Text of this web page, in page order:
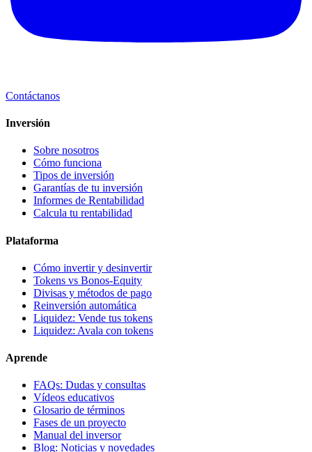
Contáctanos
Inversión
Sobre nosotros
Cómo funciona
Tipos de inversión
Garantías de tu inversión
Informes de Rentabilidad
Calcula tu rentabilidad
Plataforma
Cómo invertir y desinvertir
Tokens vs Bonos-Equity
Divisas y métodos de pago
Reinversión automática
Liquidez: Vende tus tokens
Liquidez: Avala con tokens
Aprende
FAQs: Dudas y consultas
Vídeos educativos
Glosario de términos
Fases de un proyecto
Manual del inversor
Blog: Noticias y novedades